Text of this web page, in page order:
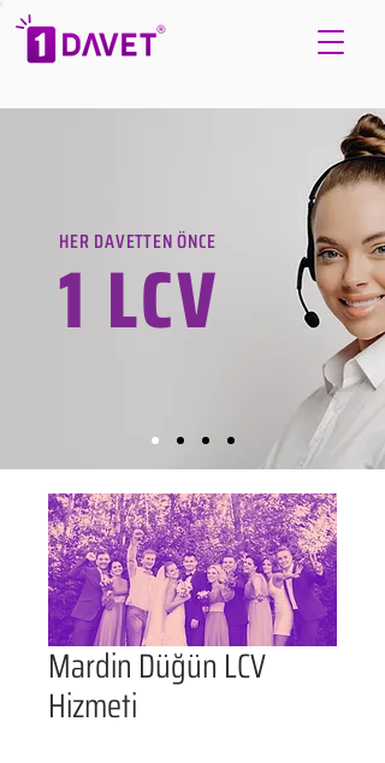
HER DAVETTEN ÖNCE
1 LCV
Mardin Düğün LCV
Hizmeti